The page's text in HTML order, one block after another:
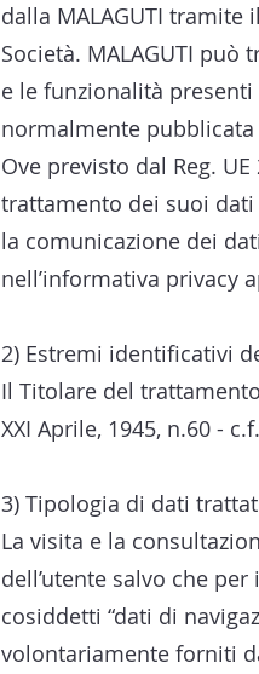
dalla MALAGUTI tramite
Società. MALAGUTI
e le funzionalità
normalmente pubblicata
Ove previsto dal Reg.
trattamento dei suoi dati
la comunicazione dei
nell’informativa privacy
2) Estremi identificativi
Il Titolare del trattamento
XXI Aprile, 1945, n.60 -
3) Tipologia di dati
La visita e la
dell’utente salvo che
cosiddetti “dati di
volontariamente forniti